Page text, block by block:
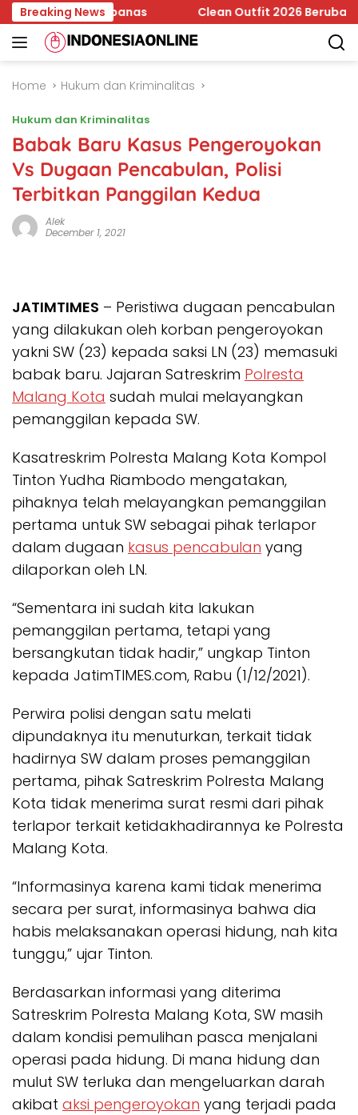
Skip
to
content
Breaking News
Bapanas Clean Outfit 2026 Berubah,
Home Hukum dan Kriminalitas
Hukum dan Kriminalitas
Babak Baru Kasus Pengeroyokan
Vs Dugaan Pencabulan, Polisi
Terbitkan Panggilan Kedua
Alek
December 1, 2021
JATIMTIMES – Peristiwa dugaan pencabulan
yang dilakukan oleh korban pengeroyokan
yakni SW (23) kepada saksi LN (23) memasuki
babak baru. Jajaran Satreskrim Polresta
Malang Kota sudah mulai melayangkan
pemanggilan kepada SW.
Kasatreskrim Polresta Malang Kota Kompol
Tinton Yudha Riambodo mengatakan,
pihaknya telah melayangkan pemanggilan
pertama untuk SW sebagai pihak terlapor
dalam dugaan kasus pencabulan yang
dilaporkan oleh LN.
“Sementara ini sudah kita lakukan
pemanggilan pertama, tetapi yang
bersangkutan tidak hadir,” ungkap Tinton
kepada JatimTIMES.com, Rabu (1/12/2021).
Perwira polisi dengan satu melati
dipundaknya itu menuturkan, terkait tidak
hadirnya SW dalam proses pemanggilan
pertama, pihak Satreskrim Polresta Malang
Kota tidak menerima surat resmi dari pihak
terlapor terkait ketidakhadirannya ke Polresta
Malang Kota.
“Informasinya karena kami tidak menerima
secara per surat, informasinya bahwa dia
habis melaksanakan operasi hidung, nah kita
tunggu,” ujar Tinton.
Berdasarkan informasi yang diterima
Satreskrim Polresta Malang Kota, SW masih
dalam kondisi pemulihan pasca menjalani
operasi pada hidung. Di mana hidung dan
mulut SW terluka dan mengeluarkan darah
akibat aksi pengeroyokan yang terjadi pada